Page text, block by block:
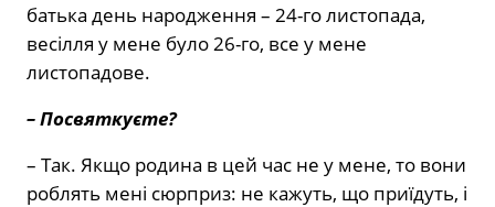
батька день народження – 24-го листопада,
весілля у мене було 26-го, все у мене
листопадове.
– Посвяткуєте?
– Так. Якщо родина в цей час не у мене, то вони
роблять мені сюрприз: не кажуть, що приїдуть, і